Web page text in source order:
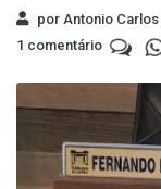
por Antonio
1 comentário